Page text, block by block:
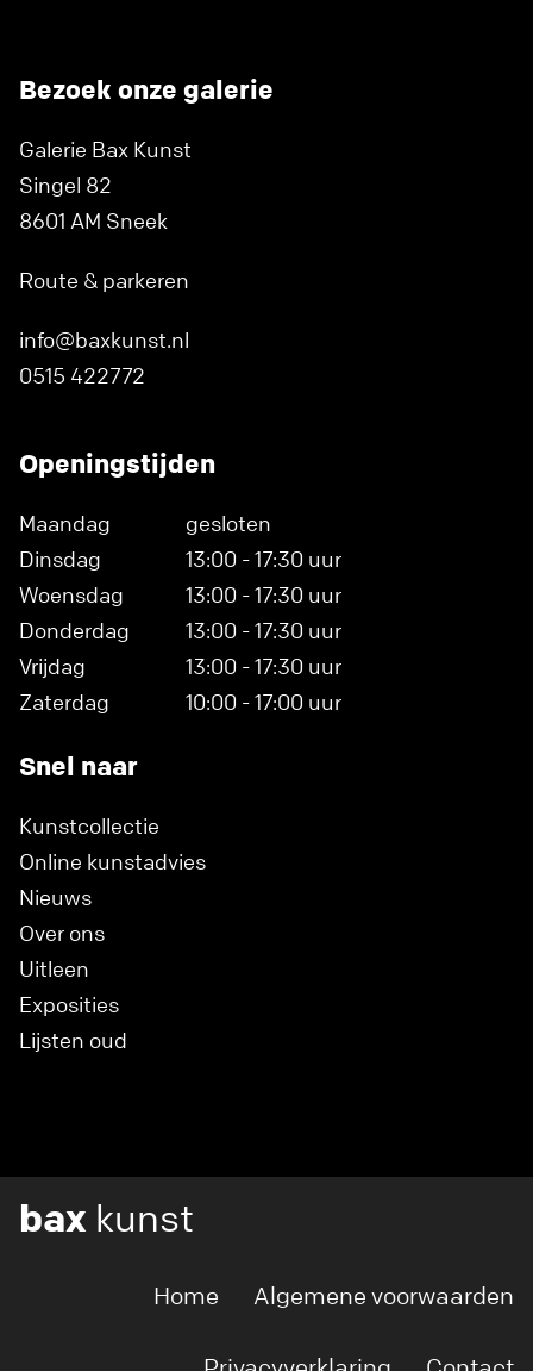
Bezoek onze galerie
Galerie Bax Kunst
Singel 82
8601 AM Sneek
Route & parkeren
info@baxkunst.nl
0515 422772
Openingstijden
Maandag
gesloten
Dinsdag
13:00 - 17:30 uur
Woensdag
13:00 - 17:30 uur
Donderdag
13:00 - 17:30 uur
Vrijdag
13:00 - 17:30 uur
Zaterdag
10:00 - 17:00 uur
Snel naar
Kunstcollectie
Online kunstadvies
Nieuws
Over ons
Uitleen
Exposities
Lijsten oud
bax kunst
Home Algemene voorwaarden